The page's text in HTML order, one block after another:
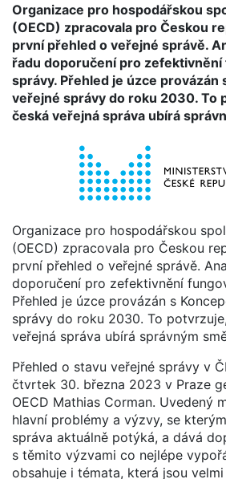
Organizace pro hospodářskou
(OECD) zpracovala pro Českou
první přehled o veřejné správě.
řadu doporučení pro
správy. Přehled je úzce provázán
veřejné správy do roku 2030. To
česká veřejná správa ubírá
Organizace pro hospodářskou
(OECD) zpracovala pro Českou
první přehled o veřejné správě.
doporučení pro zefektivnění
Přehled je úzce provázán s
správy do roku 2030. To
veřejná správa ubírá správným
Přehled o stavu veřejné správy v
čtvrtek 30. března 2023 v Praze
OECD Mathias Corman. Uvedený
hlavní problémy a výzvy, se
správa aktuálně potýká, a dává
s těmito výzvami co nejlépe
obsahuje i témata, která jsou